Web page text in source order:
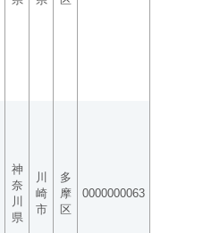
神
奈
川
県
川
崎
市
多
摩
区
0000000063